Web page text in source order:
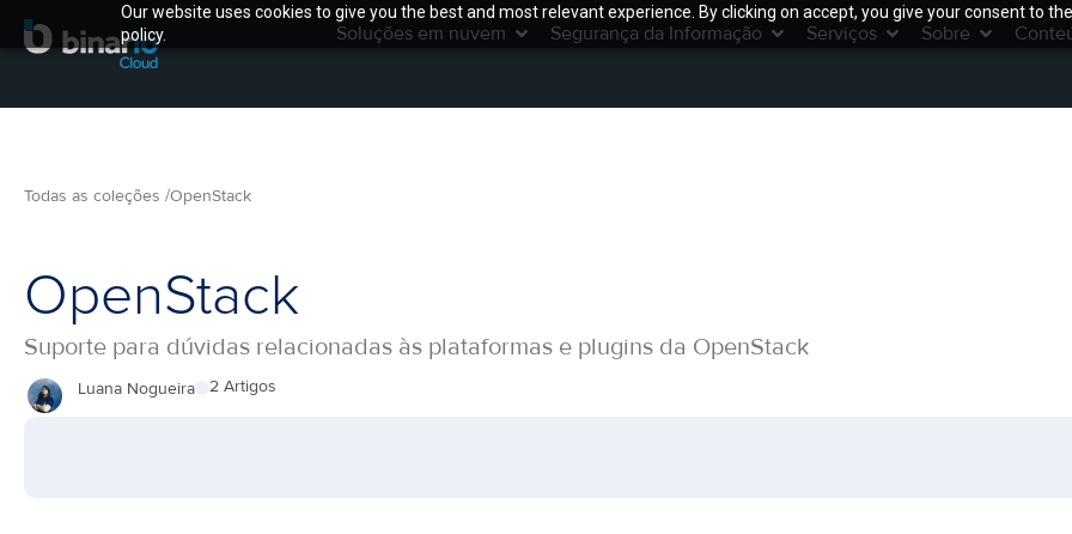
Our website uses cookies to give you the best and most relevant experience. By clicking on accept, you give your consent to
policy.
Soluções em nuvem Segurança da Informação Serviços Sobre
Todas as coleções /OpenStack
OpenStack
Suporte para dúvidas relacionadas às plataformas e plugins da OpenStack
Luana Nogueira 2 Artigos